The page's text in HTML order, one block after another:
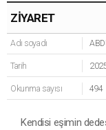
ZİYARET
Adı soyadı
Tarih
Okunma sayısı 494
Kendisi eşimin